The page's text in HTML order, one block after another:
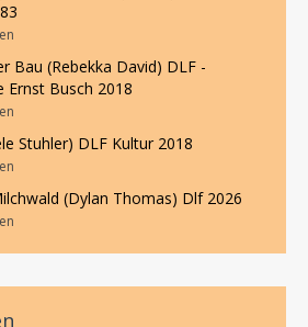
Bau (Rebekka David) DLF -
Ernst Busch 2018
Stuhler) DLF Kultur 2018
(Dylan Thomas) Dlf 2026